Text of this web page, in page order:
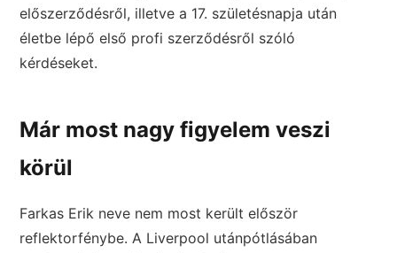
előszerződésről, illetve a 17. születésnapja után
életbe lépő első profi szerződésről szóló
kérdéseket.
Már most nagy figyelem veszi
körül
Farkas Erik neve nem most került először
reflektorfénybe. A Liverpool utánpótlásában